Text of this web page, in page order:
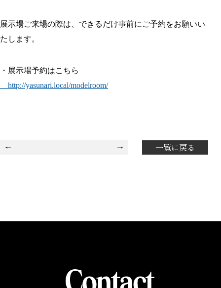
展示場ご来場の際は、できるだけ事前にご予約をお願いい
たします。
・展示場予約はこちら
http://yasunari.local/modelroom/
一覧に戻る